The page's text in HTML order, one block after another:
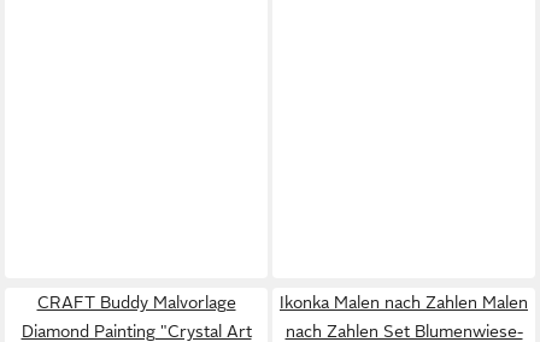
CRAFT Buddy Malvorlage
Diamond Painting "Crystal Art
Ikonka Malen nach Zahlen Malen
nach Zahlen Set Blumenwiese-